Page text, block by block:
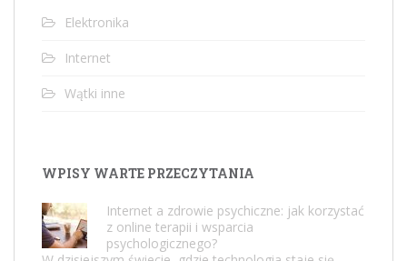
Elektronika
Internet
Wątki inne
WPISY WARTE PRZECZYTANIA
Internet a zdrowie psychiczne: jak korzystać
z online terapii i wsparcia
psychologicznego?